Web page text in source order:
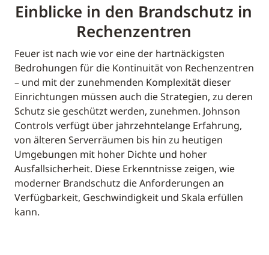
Einblicke in den Brandschutz in
Rechenzentren
Feuer ist nach wie vor eine der hartnäckigsten
Bedrohungen für die Kontinuität von Rechenzentren
– und mit der zunehmenden Komplexität dieser
Einrichtungen müssen auch die Strategien, zu deren
Schutz sie geschützt werden, zunehmen. Johnson
Controls verfügt über jahrzehntelange Erfahrung,
von älteren Serverräumen bis hin zu heutigen
Umgebungen mit hoher Dichte und hoher
Ausfallsicherheit. Diese Erkenntnisse zeigen, wie
moderner Brandschutz die Anforderungen an
Verfügbarkeit, Geschwindigkeit und Skala erfüllen
kann.